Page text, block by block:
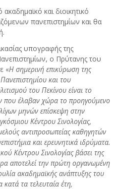
και διοικητικό
πανεπιστημίων και θα
υπογραφής της
ο Πρύτανης του
«Η σημερινή επικύρωση της
και του
του Πεκίνου είναι το
που έλαβαν χώρα το προηγούμενο
μηνών επίσκεψη στην
Κέντρου Σινολογίας,
αντιπροσωπείας καθηγητών
και ερευνητικά ιδρύματα.
Κέντρου Σινολογίας βάσει της
αποτελεί την πρώτη οργανωμένη
ακαδημαϊκής ανάπτυξης του
τα τελευταία έτη,